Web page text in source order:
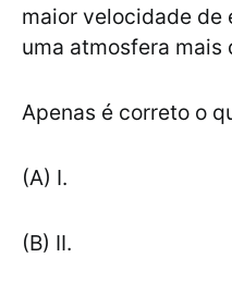
maior velocidade de
uma atmosfera mais
Apenas é correto o
(A) I.
(B) II.